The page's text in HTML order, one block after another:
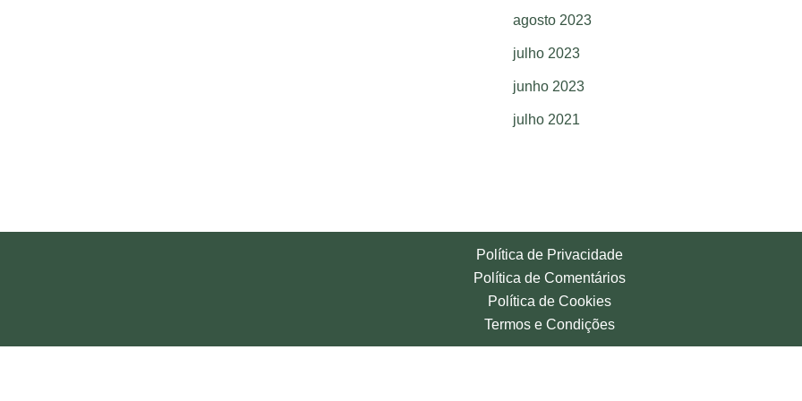
agosto 2023
julho 2023
junho 2023
julho 2021
Política de Privacidade
Política de Comentários
Política de Cookies
Termos e Condições